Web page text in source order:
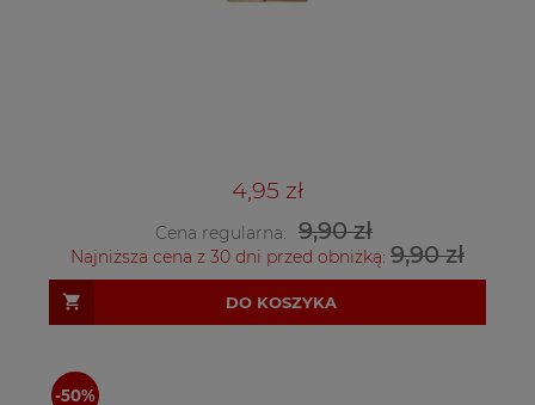
4,95 zł
Cena regularna: 9,90 zł
Najniższa cena z 30 dni przed obniżką: 9,90 zł
DO KOSZYKA